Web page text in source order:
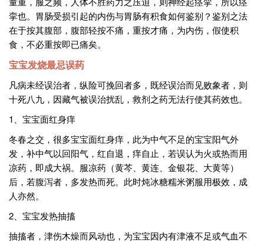
挛也。胃肠受损引起的内伤与胃肠有积食如何鉴别？鉴别之法
在于按其腹部，腹部轻按不痛，重按才痛，为内伤，假使积
食，不必重按即已痛矣。
宝宝发烧最忌误药
凡病未经误治者，纵险可挽回者多，既经误治而见败象者，则
十死八九，因藏气被误治扰乱，救剂之药无法行使其药效也。
1、宝宝面红身痒
冬春之交，很多宝宝面红身痒，此为中气不足的宝宝阳气外
发，补中气以回阳气，红自退，痒自止，若误认为火或热而用
凉药，即成大祸。服凉药（黄芩、黄连、金银花、大黄等）
后，若腹泻者，多发热而死。此时炖冰糖糯米粥服用极效，成
人亦然。
2、宝宝发热抽搐
抽搐者，津伤木燥而风动也，为宝宝因内有津液不足或气血不